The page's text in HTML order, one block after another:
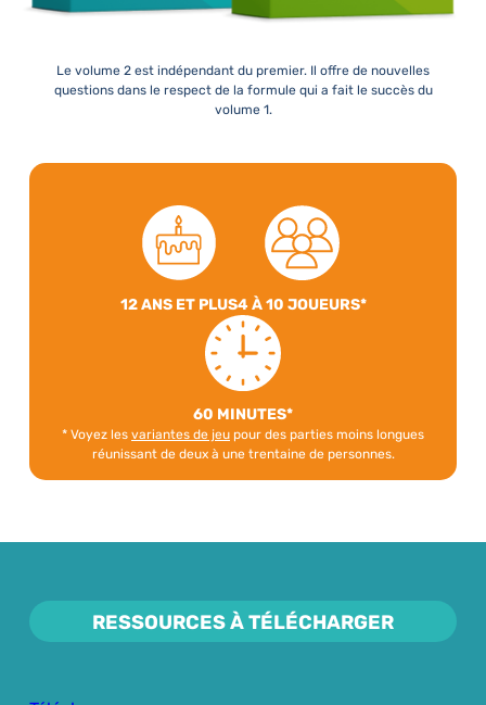
Le volume 2 est indépendant du premier. Il offre de nouvelles
questions dans le respect de la formule qui a fait le succès du
volume 1.
12 ANS ET PLUS4 À 10 JOUEURS*
60 MINUTES*
* Voyez les variantes de jeu pour des parties moins longues
réunissant de deux à une trentaine de personnes.
RESSOURCES À TÉLÉCHARGER